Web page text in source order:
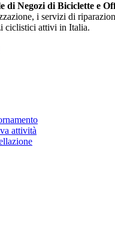
di Negozi di Biciclette e
i servizi di
ciclistici attivi in Italia.
attività